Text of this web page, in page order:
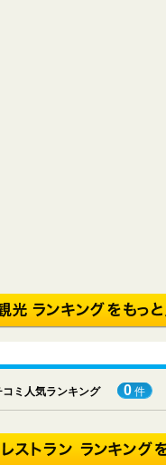
コミ人気ランキング 0 件